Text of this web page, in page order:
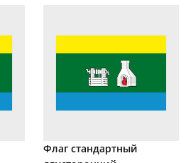
Флаг стандартный